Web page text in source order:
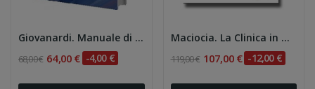
Giovanardi. Manuale di Agopuntura e Tecniche...
68,00 € 64,00 € -4,00 €
Maciocia. La Clinica in Medicina Cinese 3e
119,00 € 107,00 € -12,00 €